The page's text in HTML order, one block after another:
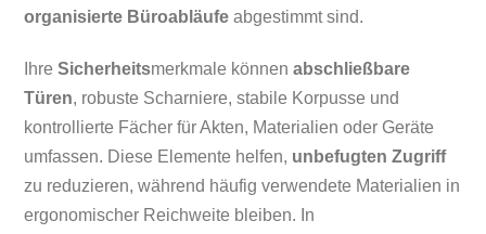
organisierte Büroabläufe abgestimmt sind.
IhreSicherheitsmerkmale könnenabschließbare
Türen, robuste Scharniere, stabile Korpusse und
kontrollierte Fächer für Akten, Materialien oder Geräte
umfassen. Diese Elemente helfen, unbefugten Zugriff
zu reduzieren, während häufig verwendete Materialien in
ergonomischer Reichweite bleiben. In